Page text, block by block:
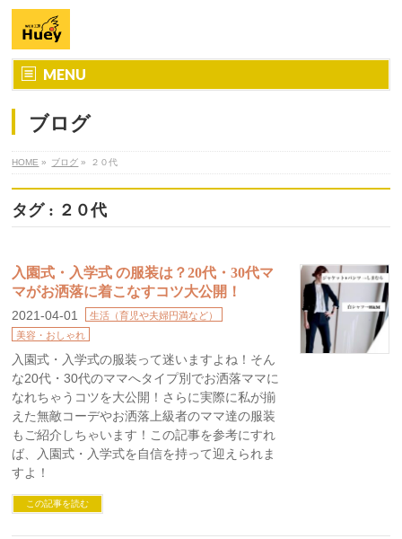
MENU
ブログ
HOME » ブログ » ２０代
タグ : ２０代
入園式・入学式 の服装は？20代・30代マ
マがお洒落に着こなすコツ大公開！
2021-04-01
生活（育児や夫婦円満など）
美容・おしゃれ
入園式・入学式の服装って迷いますよね！そん
な20代・30代のママへタイプ別でお洒落ママに
なれちゃうコツを大公開！さらに実際に私が揃
えた無敵コーデやお洒落上級者のママ達の服装
もご紹介しちゃいます！この記事を参考にすれ
ば、入園式・入学式を自信を持って迎えられま
すよ！
この記事を読む